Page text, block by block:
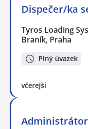
Dispečer/ka
Tyros Loading
Braník, Praha
Plný úvazek
včerejší